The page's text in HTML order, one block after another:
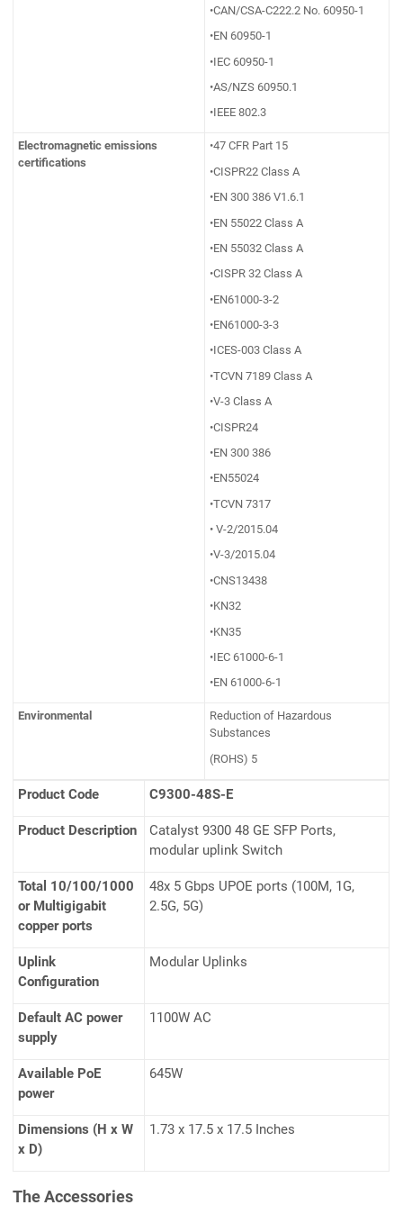
•CAN/CSA-C222.2 No. 60950-1
•EN 60950-1
•IEC 60950-1
•AS/NZS 60950.1
•IEEE 802.3
Electromagnetic emissions
certifications
•47 CFR Part 15
•CISPR22 Class A
•EN 300 386 V1.6.1
•EN 55022 Class A
•EN 55032 Class A
•CISPR 32 Class A
•EN61000-3-2
•EN61000-3-3
•ICES-003 Class A
•TCVN 7189 Class A
•V-3 Class A
•CISPR24
•EN 300 386
•EN55024
•TCVN 7317
• V-2/2015.04
•V-3/2015.04
•CNS13438
•KN32
•KN35
•IEC 61000-6-1
•EN 61000-6-1
Environmental
Reduction of Hazardous
Substances
(ROHS) 5
Product Code C9300-48S- E
Product Description
Catalyst 9300 48 GE SFP Ports,
modular uplink Switch
Total 10/100/1000
or Multigigabit
copper ports
48x 5 Gbps UPOE ports (100M, 1G,
2.5G, 5G)
Uplink
Configuration
Modular Uplinks
Default AC power
supply
1100W AC
Available PoE
power
645W
Dimensions (H x W
x D)
1.73 x 17.5 x 17.5 Inches
The Accessories